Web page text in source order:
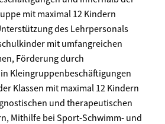
mit maximal 12 Kindern
des Lehrpersonals
mit umfangreichen
Förderung durch
Kleingruppenbeschäftigungen
Klassen mit maximal 12 Kindern
und therapeutischen
Mithilfe bei Sport-Schwimm- und